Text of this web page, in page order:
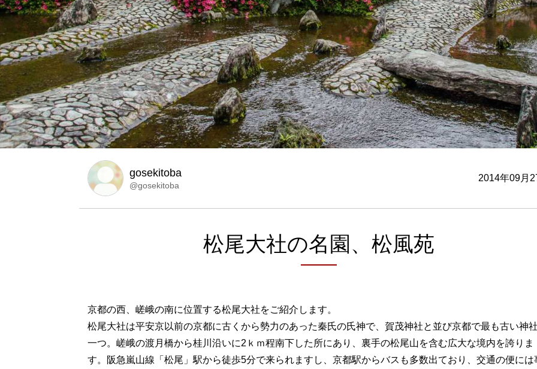
gosekitoba
@gosekitoba
2014年09月
松尾大社の名園、松風苑
京都の西、嵯峨の南に位置する松尾大社をご紹介します。
松尾大社は平安京以前の京都に古くから勢力のあった秦氏の氏神で、賀茂神社と並び京都で最も古い神
一つ。嵯峨の渡月橋から桂川沿いに2ｋｍ程南下した所にあり、裏手の松尾山を含む広大な境内を誇りま
す。阪急嵐山線「松尾」駅から徒歩5分で来られますし、京都駅からバスも多数出ており、交通の便には